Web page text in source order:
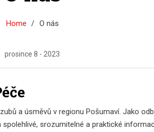
Home O nás
prosince 8 - 2023
a úsměvů v regionu Pošumaví. Jako
srozumitelné a praktické